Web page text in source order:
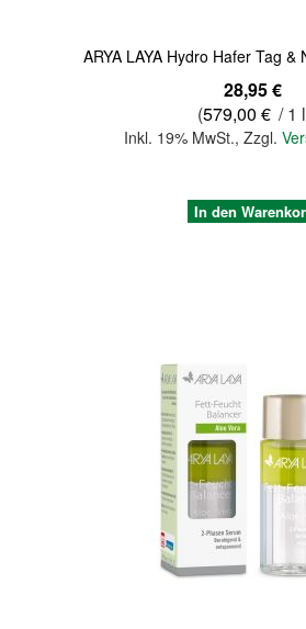
ARYA LAYA Hydro Hafer Tag &
28,95 €
(579,00 € / 1
Inkl. 19% MwSt.,Zzgl.
In den